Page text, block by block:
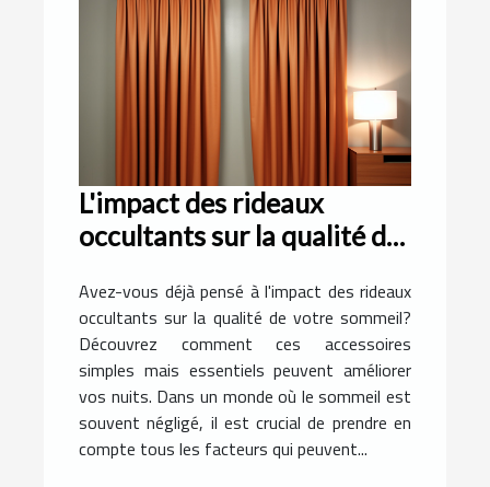
L'impact des rideaux
occultants sur la qualité du
Avez-vous déjà pensé à l'impact des rideaux
occultants sur la qualité de votre sommeil?
Découvrez comment ces accessoires
simples mais essentiels peuvent améliorer
vos nuits. Dans un monde où le sommeil est
souvent négligé, il est crucial de prendre en
compte tous les facteurs qui peuvent...